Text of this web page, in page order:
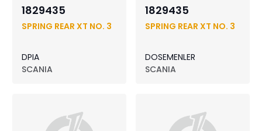
1829435
SPRING REAR XT NO. 3
DPIA
SCANIA
1829435
SPRING REAR XT NO. 3
DOSEMENLER
SCANIA